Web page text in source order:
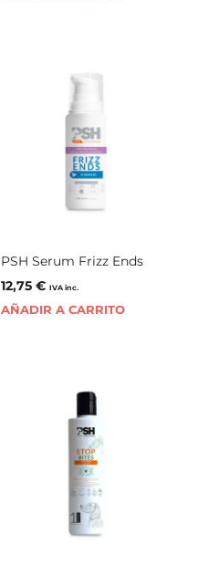
PSH Serum Frizz Ends
12,75 € IVA inc.
AÑADIR A CARRITO